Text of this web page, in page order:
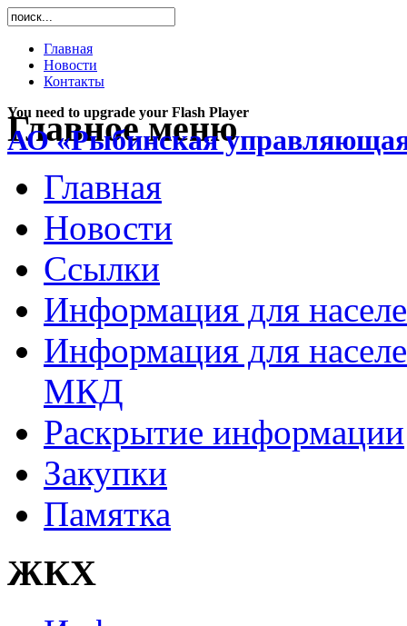
Главная
Новости
Контакты
You need to upgrade your Flash Player
АО «Рыбинская
Главное меню
Главная
Новости
Ссылки
Информация для
Информация для
МКД
Раскрытие информации
Закупки
Памятка
ЖКХ